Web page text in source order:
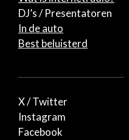
DJ’s / Presentatoren
In de auto
Best beluisterd
X / Twitter
Instagram
Facebook